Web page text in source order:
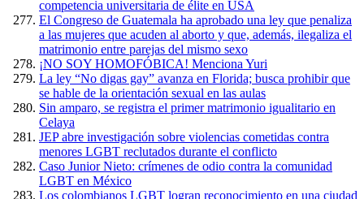
competencia universitaria de élite en USA
El Congreso de Guatemala ha aprobado una ley que penaliza
a las mujeres que acuden al aborto y que, además, ilegaliza el
matrimonio entre parejas del mismo sexo
¡NO SOY HOMOFÓBICA! Menciona Yuri
La ley “No digas gay” avanza en Florida; busca prohibir que
se hable de la orientación sexual en las aulas
Sin amparo, se registra el primer matrimonio igualitario en
Celaya
JEP abre investigación sobre violencias cometidas contra
menores LGBT reclutados durante el conflicto
Caso Junior Nieto: crímenes de odio contra la comunidad
LGBT en México
Los colombianos LGBT logran reconocimiento en una ciudad